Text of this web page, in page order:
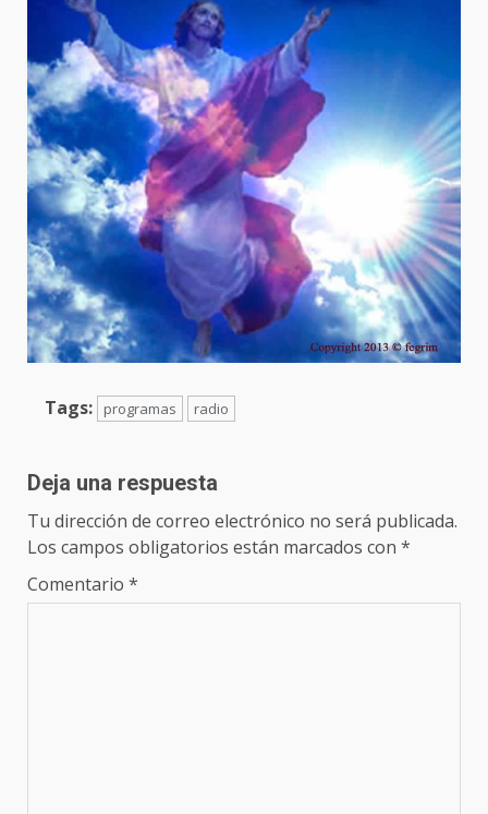
Tags: programas radio
Deja una respuesta
Tu dirección de correo electrónico no será publicada.
Los campos obligatorios están marcados con *
Comentario *